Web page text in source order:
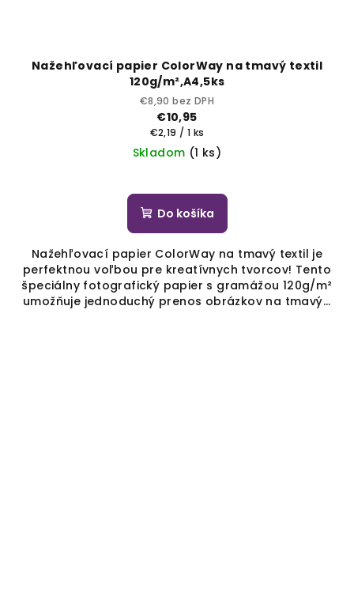
Nažehľovací papier ColorWay na tmavý textil
120g/m²,A4,5ks
€8,90 bez DPH
€10,95
Jednotková
cena:
€2,19 / 1 ks
Skladom (1 ks)
Do košíka
Nažehľovací papier ColorWay na tmavý textil je
perfektnou voľbou pre kreatívnych tvorcov! Tento
špeciálny fotografický papier s gramážou 120g/m²
umožňuje jednoduchý prenos obrázkov na tmavý...